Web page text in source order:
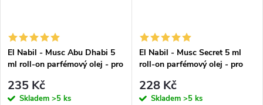
El Nabil - Musc Abu Dhabi 5
ml roll-on parfémový olej - pro
235 Kč
Skladem >5 ks
El Nabil - Musc Secret 5 ml
roll-on parfémový olej - pro
228 Kč
Skladem >5 ks